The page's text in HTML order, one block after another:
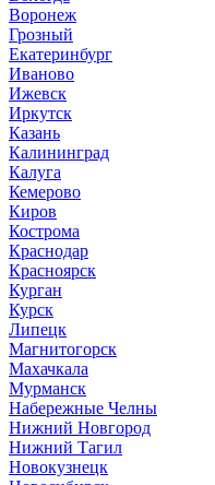
Воронеж
Грозный
Екатеринбург
Иваново
Ижевск
Иркутск
Казань
Калининград
Калуга
Кемерово
Киров
Кострома
Краснодар
Красноярск
Курган
Курск
Липецк
Магнитогорск
Махачкала
Мурманск
Набережные Челны
Нижний Новгород
Нижний Тагил
Новокузнецк